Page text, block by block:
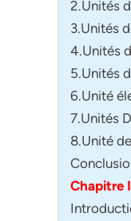
2.Unités
3.Unités
4.Unités
5.Unités
6.Unité
7.Unités
8.Unité
Chapitre